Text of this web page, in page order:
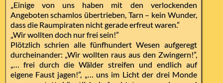
„Einige von uns haben mit den verlockenden
Angeboten schamlos übertrieben, Tarn – kein Wunder,
dass die Raumpiraten nicht gerade erfreut waren.”
„Wir wollten doch nur frei sein!”
Plötzlich schrien alle fünfhundert Wesen aufgeregt
durcheinander: „Wir wollten raus aus den Zwingern!”,
„… frei durch die Wälder streifen und endlich auf
eigene Faust jagen!”, „… uns im Licht der drei Monde